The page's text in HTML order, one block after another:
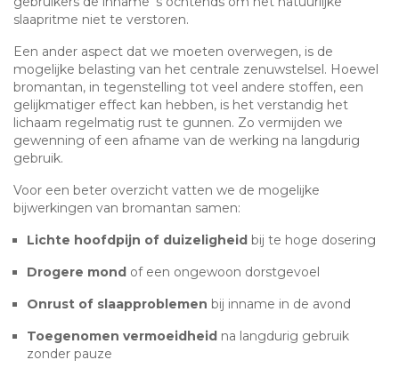
slaapritme niet te verstoren.
Een ander aspect dat we moeten overwegen, is de
mogelijke belasting van het centrale zenuwstelsel. Hoewel
bromantan, in tegenstelling tot veel andere stoffen, een
gelijkmatiger effect kan hebben, is het verstandig het
lichaam regelmatig rust te gunnen. Zo vermijden we
gewenning of een afname van de werking na langdurig
gebruik.
Voor een beter overzicht vatten we de mogelijke
bijwerkingen van bromantan samen:
Lichte hoofdpijn of duizeligheid bij te hoge dosering
Drogere mond of een ongewoon dorstgevoel
Onrust of slaapproblemen bij inname in de avond
Toegenomen vermoeidheid na langdurig gebruik
zonder pauze